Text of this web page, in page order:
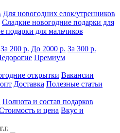
Для новогодних елок/утренников
Сладкие новогодние подарки для
подарки для мальчиков
За 200 р. До 2000 р. За 300 р.
Премиум
открытки Вакансии
Доставка Полезные статьи
Полнота и состав подарков
и цена Вкус и